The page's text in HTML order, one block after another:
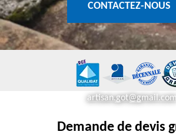
CONTACTEZ-NOUS
artisan.got@gmail.com
Demande de devis